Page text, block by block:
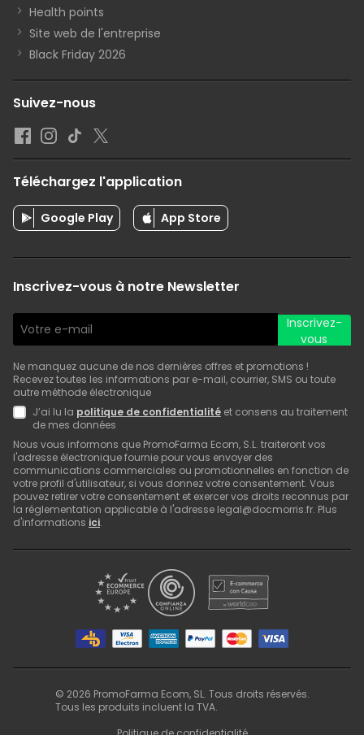
Health points
Site web de l'entreprise
Black Friday 2026
Suivez-nous
Téléchargez l'application
Google Play App Store
Inscrivez-vous à notre Newsletter
Inscrivez-
vous
Ne manquez aucune de nos dernières offres et promotions !
Recevez toutes les informations par e-mail, courrier, SMS ou toute
autre méthode électronique
J’ai lu la politique de confidentialité et consens au traitement
de mes données
Nous vous informons que PromoFarma Ecom, S.L. traiteront vos
l'adresse électronique fournie pour vous envoyer des
communications commerciales ou promotionnelles en fonction de
votre profil d'utilisateur, si vous donnez votre consentement. Vous
pouvez retirer votre consentement et exercer vos droits reconnus par
la réglementation applicable à l'adresse legal@docmorris.fr. Plus
d'informations ici.
© 2026 PromoFarma Ecom, SL. Tous droits réservés.
Tous les produits incluent la TVA.